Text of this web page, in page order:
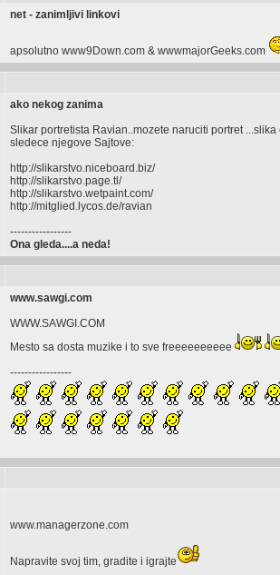
net - zanimljivi linkovi
apsolutno www9Down.com & wwwmajorGeeks.com
ako nekog zanima
Slikar portretista Ravian..mozete naruciti portret
sledece njegove Sajtove:
http://slikarstvo.niceboard.biz/
http://slikarstvo.page.tl/
http://slikarstvo.wetpaint.com/
http://mitglied.lycos.de/ravian
-----------------
Ona gleda....a neda!
www.sawgi.com
WWW.SAWGI.COM
Mesto sa dosta muzike i to sve freeeeeeeeee
-----------------
www.managerzone.com
Napravite svoj tim, gradite i igrajte